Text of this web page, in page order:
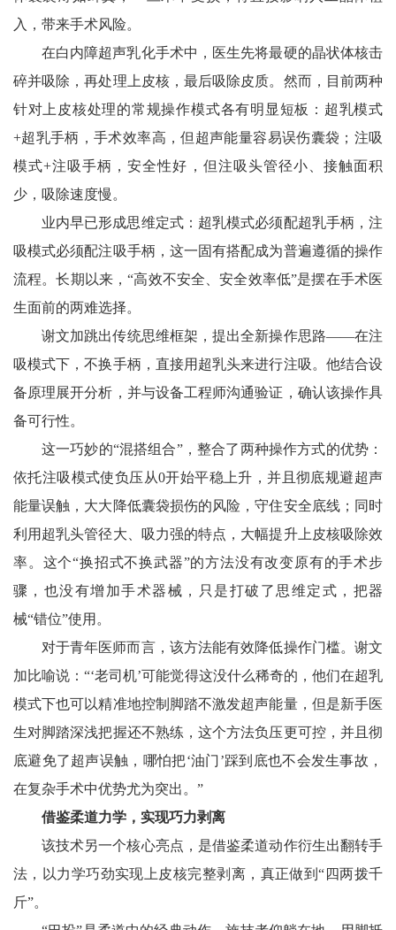
入，带来手术风险。
在白内障超声乳化手术中，医生先将最硬的晶状体核击
碎并吸除，再处理上皮核，最后吸除皮质。然而，目前两种
针对上皮核处理的常规操作模式各有明显短板：超乳模式
+超乳手柄，手术效率高，但超声能量容易误伤囊袋；注吸
模式+注吸手柄，安全性好，但注吸头管径小、接触面积
少，吸除速度慢。
业内早已形成思维定式：超乳模式必须配超乳手柄，注
吸模式必须配注吸手柄，这一固有搭配成为普遍遵循的操作
流程。长期以来，“高效不安全、安全效率低”是摆在手术医
生面前的两难选择。
谢文加跳出传统思维框架，提出全新操作思路——在注
吸模式下，不换手柄，直接用超乳头来进行注吸。他结合设
备原理展开分析，并与设备工程师沟通验证，确认该操作具
备可行性。
这一巧妙的“混搭组合”，整合了两种操作方式的优势：
依托注吸模式使负压从0开始平稳上升，并且彻底规避超声
能量误触，大大降低囊袋损伤的风险，守住安全底线；同时
利用超乳头管径大、吸力强的特点，大幅提升上皮核吸除效
率。这个“换招式不换武器”的方法没有改变原有的手术步
骤，也没有增加手术器械，只是打破了思维定式，把器
械“错位”使用。
对于青年医师而言，该方法能有效降低操作门槛。谢文
加比喻说：“‘老司机’可能觉得这没什么稀奇的，他们在超乳
模式下也可以精准地控制脚踏不激发超声能量，但是新手医
生对脚踏深浅把握还不熟练，这个方法负压更可控，并且彻
底避免了超声误触，哪怕把‘油门’踩到底也不会发生事故，
在复杂手术中优势尤为突出。”
借鉴柔道力学，实现巧力剥离
该技术另一个核心亮点，是借鉴柔道动作衍生出翻转手
法，以力学巧劲实现上皮核完整剥离，真正做到“四两拨千
斤”。